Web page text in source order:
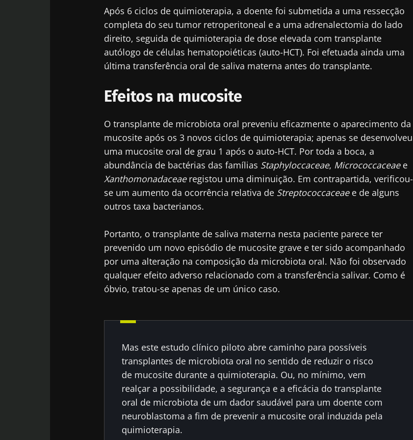
Após 6 ciclos de quimioterapia, a doente foi submetida a uma ressecção
completa do seu tumor retroperitoneal e a uma adrenalectomia do lado
direito, seguida de quimioterapia de dose elevada com transplante
autólogo de células hematopoiéticas (auto-HCT). Foi efetuada ainda uma
última transferência oral de saliva materna antes do transplante.
Efeitos na mucosite
O transplante de microbiota oral preveniu eficazmente o aparecimento da
mucosite após os 3 novos ciclos de quimioterapia; apenas se desenvolveu
uma mucosite oral de grau 1 após o auto-HCT. Por toda a boca, a
abundância de bactérias das famílias Staphyloccaceae, Micrococcaceaee
Xanthomonadaceaeregistou uma diminuição. Em contrapartida, verificou-
se um aumento da ocorrência relativa de Streptococcaceaee de alguns
outros taxa bacterianos.
Portanto, o transplante de saliva materna nesta paciente parece ter
prevenido um novo episódio de mucosite grave e ter sido acompanhado
por uma alteração na composição da microbiota oral. Não foi observado
qualquer efeito adverso relacionado com a transferência salivar. Como é
óbvio, tratou-se apenas de um único caso.
Mas este estudo clínico piloto abre caminho para possíveis
transplantes de microbiota oral no sentido de reduzir o risco
de mucosite durante a quimioterapia. Ou, no mínimo, vem
realçar a possibilidade, a segurança e a eficácia do transplante
oral de microbiota de um dador saudável para um doente com
neuroblastoma a fim de prevenir a mucosite oral induzida pela
quimioterapia.